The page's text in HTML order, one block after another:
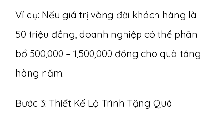
Ví dụ: Nếu giá trị vòng đời khách hàng là
50 triệu đồng, doanh nghiệp có thể phân
bổ 500,000 – 1,500,000 đồng cho quà tặng
hàng năm.
Bước 3: Thiết Kế Lộ Trình Tặng Quà